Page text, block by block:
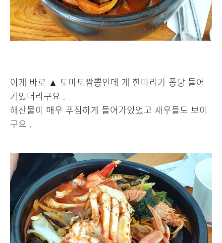
이게 바로 ▲ 토마토짬뽕인데 게 한마리가 퐁당 들어
가있더라구요 .
해산물이 매우 푸짐하게 들어가있었고 새우들도 보이
구요 .